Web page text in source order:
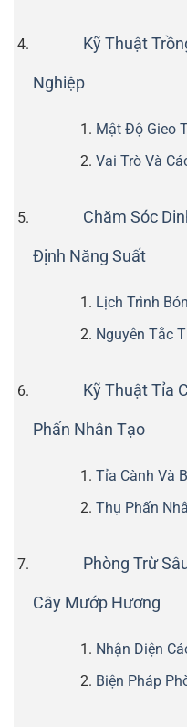
Kỹ Thuật
Nghiệp
Mật Độ Gieo
Vai Trò Và
Chăm Sóc
Định Năng Suất
Lịch Trình
Nguyên Tắc
Kỹ Thuật Tỉa
Phấn Nhân Tạo
Tỉa Cành Và
Thụ Phấn
Phòng Trừ
Cây Mướp Hương
Nhận Diện
Biện Pháp